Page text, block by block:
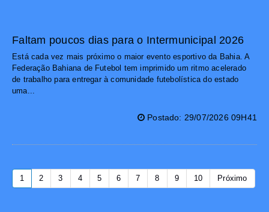
Faltam poucos dias para o Intermunicipal 2026
Está cada vez mais próximo o maior evento esportivo da Bahia. A
Federação Bahiana de Futebol tem imprimido um ritmo acelerado
de trabalho para entregar à comunidade futebolística do estado
uma...
Postado: 29/07/2026 09H41
1 2 3 4 5 6 7 8 9 10 Próximo